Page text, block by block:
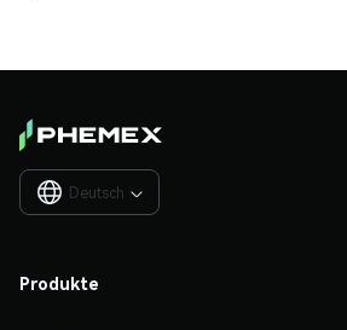
Deutsch 
Produkte